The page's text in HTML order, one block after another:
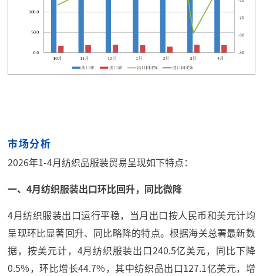
市场分析
2026年1-4月纺织品服装贸易呈现如下特点：
一、4月纺织服装出口环比回升，同比微降
4月纺织服装出口运行平稳，当月出口按人民币和美元计均
呈现环比显著回升、同比略降的特点。根据海关总署最新数
据，按美元计，4月纺织服装出口240.5亿美元，同比下降
0.5%，环比增长44.7%，其中纺织品出口127.1亿美元，增